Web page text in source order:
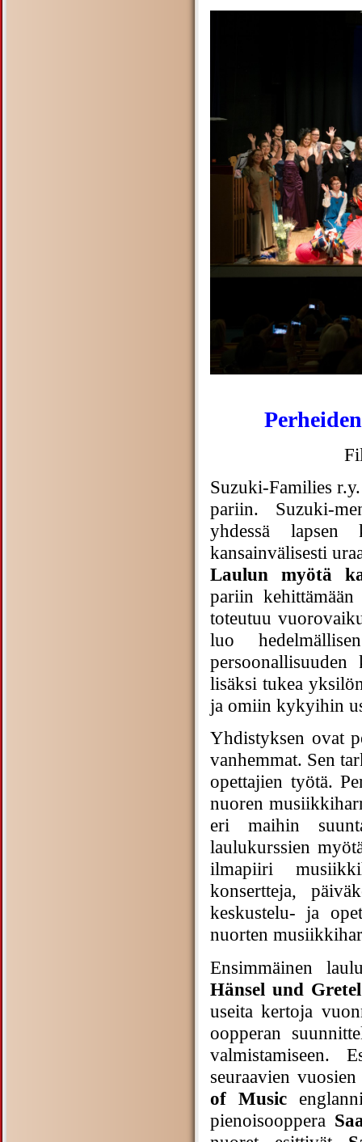
Suzuki-Families
pariin. Suzuki-
yhdessä lapsen
kansainvälisesti
Laulun myötä
pariin
toteutuu
luo
lisäksi tukea
ja omiin kykyihin
Yhdistyksen ovat
vanhemmat. Sen
opettajien työtä.
nuoren
eri maihin
laulukurssien
ilmapiiri
konsertteja,
keskustelu- ja
nuorten
Ensimmäinen
Hänsel und Gretel
useita kertoja
oopperan
valmistamiseen.
seuraavien
of Music
pienoisooppera